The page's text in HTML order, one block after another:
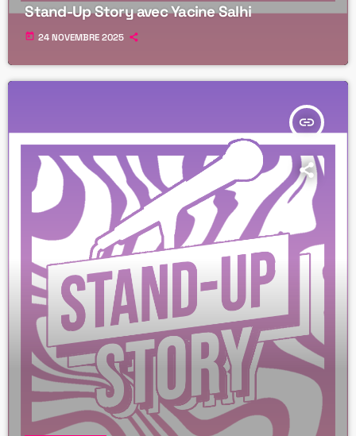
Stand-Up Story avec Yacine Salhi
today 24 NOVEMBRE 2025
insert_link